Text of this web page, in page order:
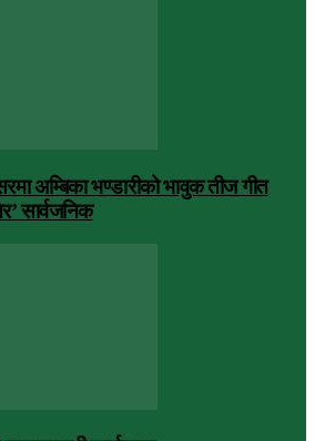
अम्बिका भण्डारीको भावुक तीज गीत
सार्वजनिक